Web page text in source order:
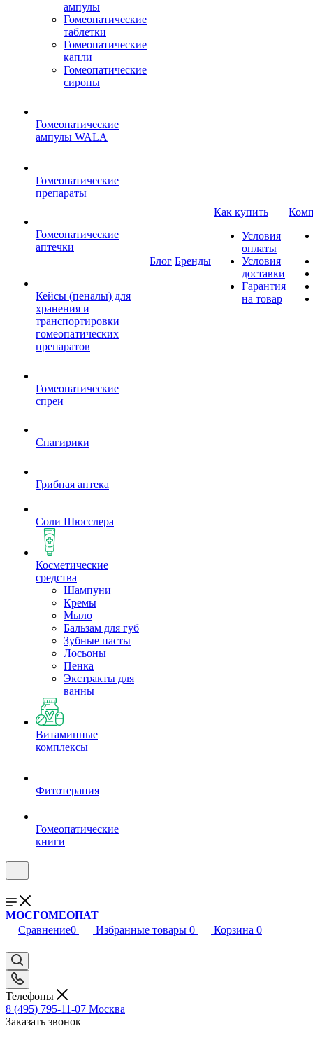
ампулы
Гомеопатические
таблетки
Гомеопатические
капли
Гомеопатические
сиропы
Гомеопатические
ампулы WALA
Гомеопатические
препараты
Гомеопатические
аптечки
Кейсы (пеналы) для
хранения и
транспортировки
гомеопатических
препаратов
Гомеопатические
спреи
Спагирики
Грибная аптека
Соли Шюсслера
Косметические
средства
Шампуни
Кремы
Мыло
Бальзам для губ
Зубные пасты
Лосьоны
Пенка
Экстракты для
ванны
Витаминные
комплексы
Фитотерапия
Гомеопатические
книги
Блог Бренды
Как купить
Условия
оплаты
Условия
доставки
Гарантия
на товар
МОСГОМЕОПАТ
Сравнение0 Избранные товары 0 Корзина 0
Телефоны
8 (495) 795-11-07 Москва
Заказать звонок